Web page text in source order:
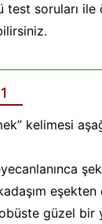
test soruları
kelimesi
eşekten
güzel bir